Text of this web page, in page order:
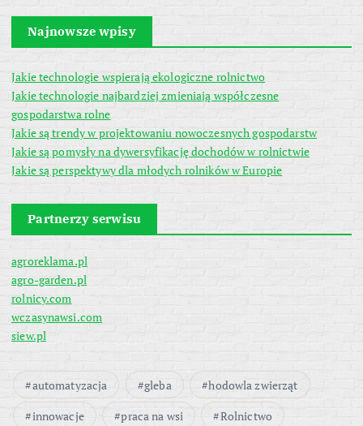
Najnowsze wpisy
Jakie technologie wspierają ekologiczne rolnictwo
Jakie technologie najbardziej zmieniają współczesne
gospodarstwa rolne
Jakie są trendy w projektowaniu nowoczesnych gospodarstw
Jakie są pomysły na dywersyfikację dochodów w rolnictwie
Jakie są perspektywy dla młodych rolników w Europie
Partnerzy serwisu
agroreklama.pl
agro-garden.pl
rolnicy.com
wczasynawsi.com
siew.pl
automatyzacja gleba
hodowla zwierząt
innowacje
praca na wsi
Rolnictwo